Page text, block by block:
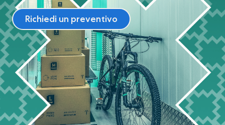
Richiedi un preventivo